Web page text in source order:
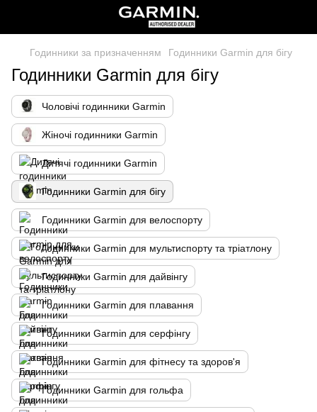
Годинники за призначенням Годинники Garmin для бігу
Годинники Garmin для бігу
Чоловічі годинники Garmin
Жіночі годинники Garmin
Дитячі годинники Garmin
Годинники Garmin для бігу
Годинники Garmin для велоспорту
Годинники Garmin для мультиспорту та тріатлону
Годинники Garmin для дайвінгу
Годинники Garmin для плавання
Годинники Garmin для серфінгу
Годинники Garmin для фітнесу та здоров'я
Годинники Garmin для гольфа